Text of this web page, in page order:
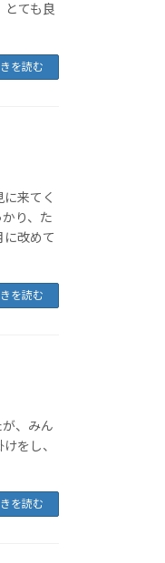
とても良
を読む
来てく
り、た
改めて
を読む
、みん
をし、
を読む